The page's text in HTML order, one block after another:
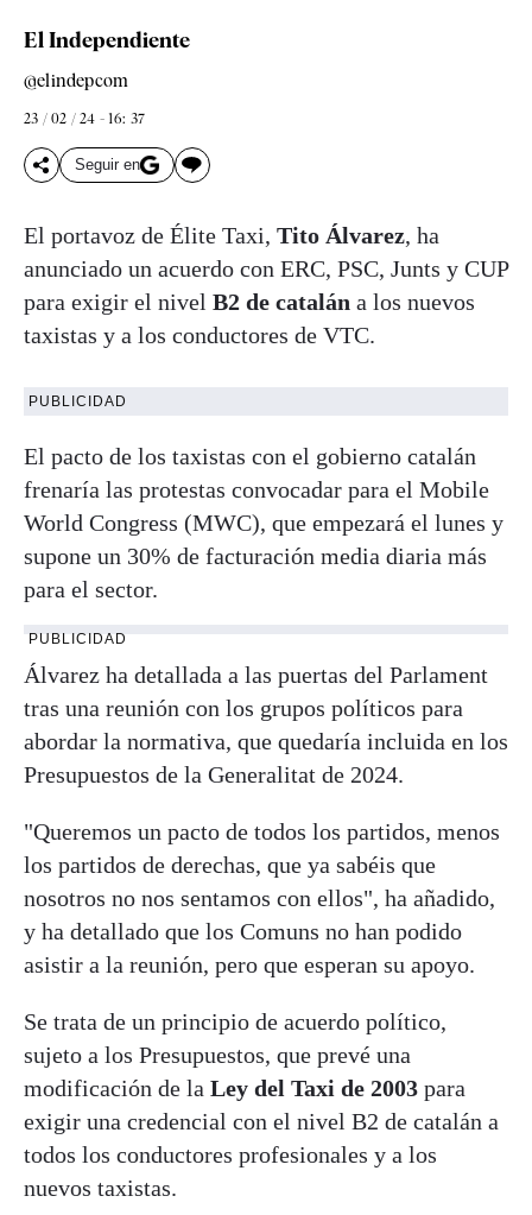
El Independiente
@elindepcom
23 / 02 / 24 - 16: 37
Seguir en
El portavoz de Élite Taxi, Tito Álvarez, ha
anunciado un acuerdo con ERC, PSC, Junts y CUP
para exigir el nivel B2 de catalán a los nuevos
taxistas y a los conductores de VTC.
PUBLICIDAD
El pacto de los taxistas con el gobierno catalán
frenaría las protestas convocadar para el Mobile
World Congress (MWC), que empezará el lunes y
supone un 30% de facturación media diaria más
para el sector.
PUBLICIDAD
Álvarez ha detallada a las puertas del Parlament
tras una reunión con los grupos políticos para
abordar la normativa, que quedaría incluida en los
Presupuestos de la Generalitat de 2024.
"Queremos un pacto de todos los partidos, menos
los partidos de derechas, que ya sabéis que
nosotros no nos sentamos con ellos", ha añadido,
y ha detallado que los Comuns no han podido
asistir a la reunión, pero que esperan su apoyo.
Se trata de un principio de acuerdo político,
sujeto a los Presupuestos, que prevé una
modificación de la Ley del Taxi de 2003 para
exigir una credencial con el nivel B2 de catalán a
todos los conductores profesionales y a los
nuevos taxistas.